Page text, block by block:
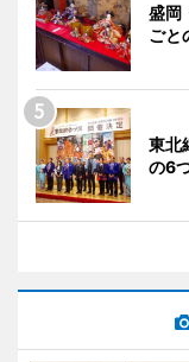
盛岡
ごと
東北
の6